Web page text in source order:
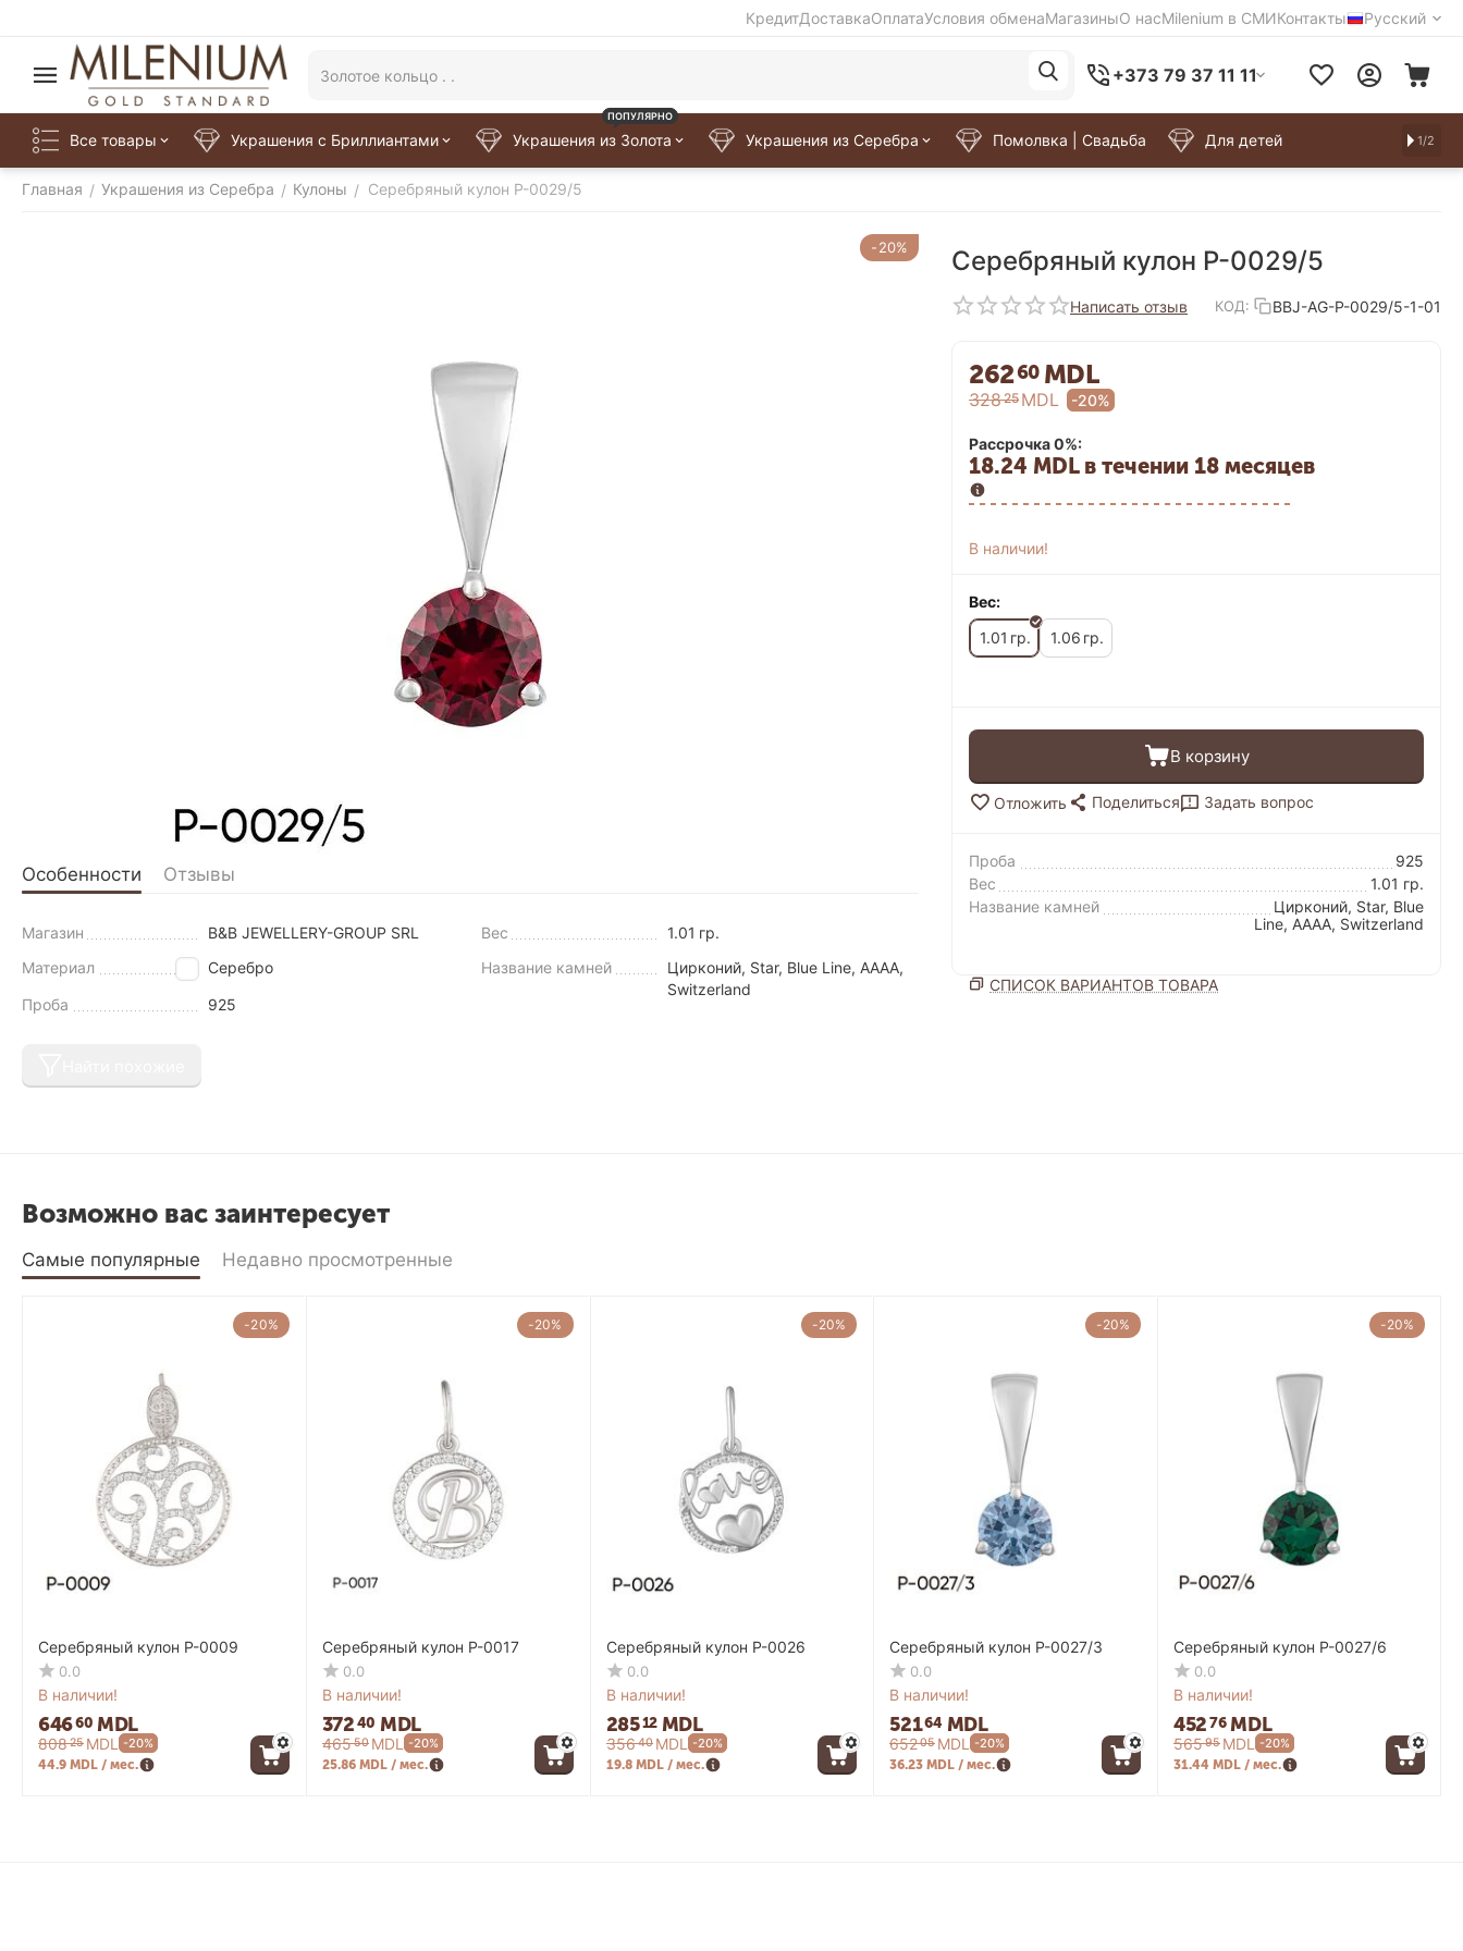
КредитДоставкаОплатаУсловия обменаМагазиныО насMilenium в СМИКонтакты Русский
+373 79 37 11 11
Все товары Украшения с Бриллиантами Украшения из Золота
ПОПУЛЯРНО
Украшения из Серебра Помолвка | Свадьба Для детей 1/2
Главная / Украшения из Серебра / Кулоны / Серебряный кулон P-0029/5
Серебряный кулон P-0029/5
Написать отзыв КОД: BBJ-AG-P-0029/5-1-01
26260 MDL
32825 MDL -20%
Рассрочка 0%:
18.24 MDL в течении 18 месяцев
В наличии!
Вес:
1.01 гр. 1.06 гр.
В корзину
Отложить Поделиться Задать вопрос
Проба
925
Вес
1.01 гр.
Название камней
Цирконий, Star, Blue
Line, AAAA, Switzerland
СПИСОК ВАРИАНТОВ ТОВАРА
-20%
Особенности Отзывы
Магазин
B&B JEWELLERY-GROUP SRL
Материал
Серебро
Проба
925
Вес 1.01 гр.
Название камней
Цирконий, Star, Blue Line, AAAA,
Switzerland
Возможно вас заинтересует
Самые популярные Недавно просмотренные
-20%
Серебряный кулон P-0009
0.0
В наличии!
64660 MDL
80825 MDL
-20%
44.9 MDL / мес.
-20%
Серебряный кулон P-0017
0.0
В наличии!
37240 MDL
46550 MDL
-20%
25.86 MDL / мес.
-20%
Серебряный кулон P-0026
0.0
В наличии!
28512 MDL
35640 MDL
-20%
19.8 MDL / мес.
-20%
Серебряный кулон P-0027/3
0.0
В наличии!
52164 MDL
65205 MDL -20%
36.23 MDL / мес.
-20%
Серебряный кулон P-0027/6
0.0
В наличии!
45276 MDL
56595 MDL -20%
31.44 MDL / мес.